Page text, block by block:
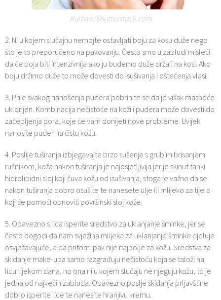
Kurhan/Shutterstock.com
2. Ni u kojem slučajnu nemojte ostavljati boju za kosu duže nego
što je to preporučeno na pakovanju. Često smo u zabludi misleći
da će boja biti intenzivnija ako ju budemo duže držali na kosi. Ako
boju držimo duže to može dovesti do isušivanja i oštećenja vlasi.
3. Prije svakog nanošenja pudera pobrinite se da je višak masnoće
uklonjen. Kombinacija nečistoće na koži i pudera može dovesti do
začepljenja pora, koje će vam donijeti nove probleme. Uvijek
nanosite puder na čistu kožu.
4. Poslije tuširanja izbjegavajte brzo sušenje s grubim brisanjem
ručnikom, koža nakon tuširanja je najosjetljivija jer je skinut tanki
hidrolipidni sloj koji čuva kožu od isušivanja, stoga je važno da se
nakon tuširanja dobro osušite te nanesete ulje ili mlijeko za tijelo
koji će pomoći obnoviti površinski sloj kože.
5. Obavezno s lica isperite sredstvo za uklanjanje šminke, jer se
često dogodi da nam svježina mlijeka za uklanjanje šminke djeluje
osvježavajuće, a da pritom ipak nije najbolje za kožu. Sredstva za
skidanje make-upa samo razgrađuju nečistoću koja se taloži na
licu tijekom dana, no ona ni u kojem slučaju ne njeguju kožu, to je
jedna od najvećih zabluda. Obavezno poslje skidanja prljavštine
dobro isperite lice te nanesite hranjivu kremu.